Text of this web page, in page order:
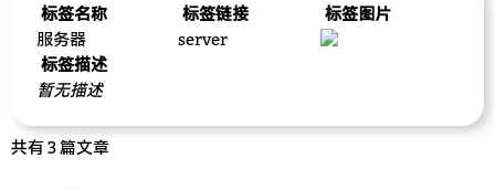
标签名称 标签链接
标签图片
服务器
server
标签描述
暂无描述
共有 3 篇文章